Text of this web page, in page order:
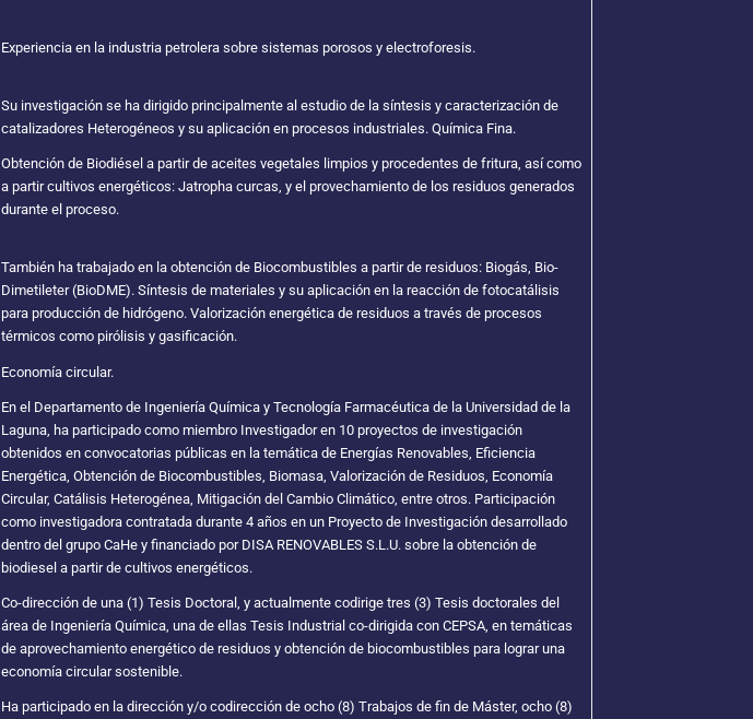
Experiencia en la industria petrolera sobre sistemas porosos y electroforesis.
Su investigación se ha dirigido principalmente al estudio de la síntesis y caracterización de
catalizadores Heterogéneos y su aplicación en procesos industriales. Química Fina.
Obtención de Biodiésel a partir de aceites vegetales limpios y procedentes de fritura, así como
a partir cultivos energéticos: Jatropha curcas, y el provechamiento de los residuos generados
durante el proceso.
También ha trabajado en la obtención de Biocombustibles a partir de residuos: Biogás, Bio-
Dimetileter (BioDME). Síntesis de materiales y su aplicación en la reacción de fotocatálisis
para producción de hidrógeno. Valorización energética de residuos a través de procesos
térmicos como pirólisis y gasificación.
Economía circular.
En el Departamento de Ingeniería Química y Tecnología Farmacéutica de la Universidad de la
Laguna, ha participado como miembro Investigador en 10 proyectos de investigación
obtenidos en convocatorias públicas en la temática de Energías Renovables, Eficiencia
Energética, Obtención de Biocombustibles, Biomasa, Valorización de Residuos, Economía
Circular, Catálisis Heterogénea, Mitigación del Cambio Climático, entre otros. Participación
como investigadora contratada durante 4 años en un Proyecto de Investigación desarrollado
dentro del grupo CaHe y financiado por DISA RENOVABLES S.L.U. sobre la obtención de
biodiesel a partir de cultivos energéticos.
Co-dirección de una (1) Tesis Doctoral, y actualmente codirige tres (3) Tesis doctorales del
área de Ingeniería Química, una de ellas Tesis Industrial co-dirigida con CEPSA, en temáticas
de aprovechamiento energético de residuos y obtención de biocombustibles para lograr una
economía circular sostenible.
Ha participado en la dirección y/o codirección de ocho (8) Trabajos de fin de Máster, ocho (8)